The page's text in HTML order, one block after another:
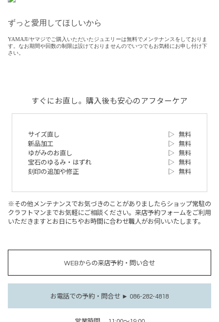
ずっと愛用してほしいから
YAMAJI/ヤマジでご購入いただいたジュエリーは無料でメンテナンスをしておりま
す。なお期間や回数の制限は設けておりませんのでいつでもお気軽にお申し付け下
さい。
すぐにお直し。購入後も安心のアフターケア
サイズ直し ▷
無料
新品加工
▷
無料
ゆがみのお直し
▷
無料
宝石のゆるみ・はずれ
▷
無料
刻印の追加や修正
▷ 無料
※その他メンテナンスでお気づきのことがありましたらショップ常駐の
クラフトマンまでお気軽にご相談ください。来店予約フォームをご利用
いただきますとお日にちやお時間に合わせ職人がお伺いいたします。
WEBからの来店予約・問い合せ
お電話での予約・問合せ ► 086-282-4818